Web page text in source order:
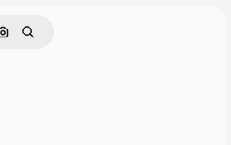
Cerca per immagine
Ricerca